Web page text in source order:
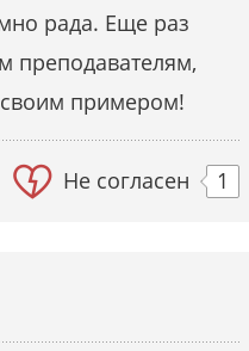
рада. Еще раз
преподавателям,
примером!
Не согласен 1